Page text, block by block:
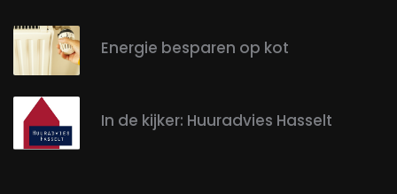
Energie besparen op kot
In de kijker: Huuradvies Hasselt